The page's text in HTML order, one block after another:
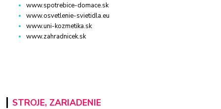
www.spotrebice-domace.sk
www.osvetlenie-svietidla.eu
www.uni-kozmetika.sk
www.zahradnicek.sk
STROJE, ZARIADENIE